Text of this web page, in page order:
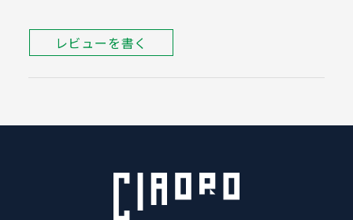
レビューを書く